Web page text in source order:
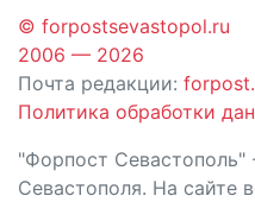
© forpostsevastopol.ru
2006 — 2026
Почта редакции:
Политика обработки
"Форпост
Севастополя. На сайте